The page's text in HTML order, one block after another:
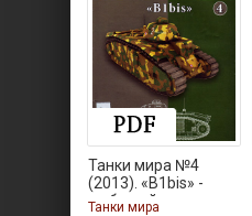
Танки мира №4
(2013). «B1bis» -
любимый
Танки мира